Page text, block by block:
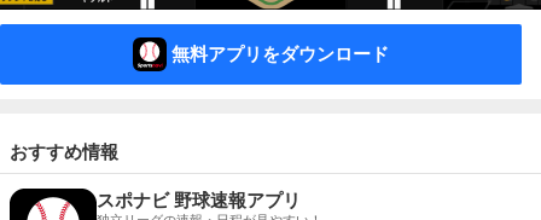
無料アプリをダウンロード
おすすめ情報
スポナビ 野球速報アプリ